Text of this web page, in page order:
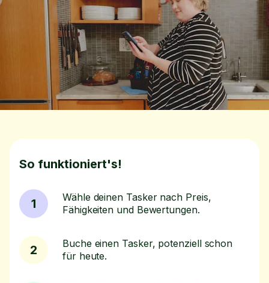
So funktioniert's!
1
Wähle deinen Tasker nach Preis,
Fähigkeiten und Bewertungen.
2
Buche einen Tasker, potenziell schon
für heute.